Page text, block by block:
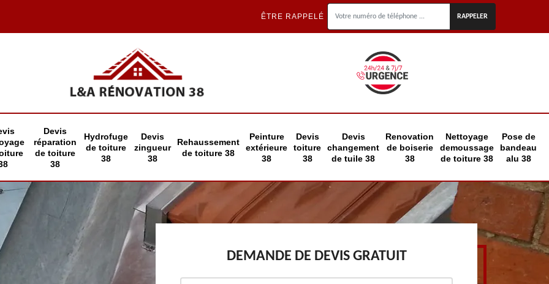
ÊTRE RAPPELÉ
Devis
réparation
de toiture
38
Hydrofuge
de toiture
38
Devis
zingueur
38
Rehaussement
de toiture 38
Peinture
extérieure
38
Devis
toiture
38
Devis
changement
de tuile 38
Renovation
de boiserie
38
Nettoyage
demoussage
de toiture 38
Pose de
bandeau
alu 38
DEMANDE DE DEVIS GRATUIT